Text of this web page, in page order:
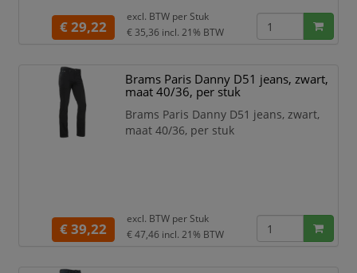
Specificaties:
muntzakje
Zakken achter: 2 achterzakken
Sluiting: gulp met YKK ritssluiting
Materiaal: 97% katoen
€ 29,22
excl. BTW per Stuk
€ 35,36 incl. 21% BTW
Brams Paris Danny D51 jeans, zwart,
maat 40/36, per stuk
Brams Paris Danny D51 jeans, zwart,
maat 40/36, per stuk
€ 39,22
excl. BTW per Stuk
€ 47,46 incl. 21% BTW